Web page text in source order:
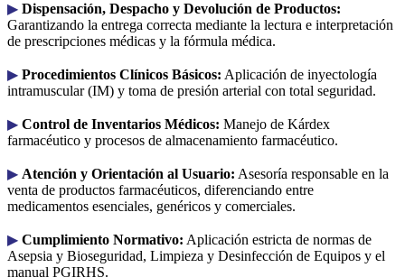
▶︎ Dispensación, Despacho y Devolución de Productos:
Garantizando la entrega correcta mediante la lectura e interpretación
de prescripciones médicas y la fórmula médica.
▶︎ Procedimientos Clínicos Básicos: Aplicación de inyectología
intramuscular (IM) y toma de presión arterial con total seguridad.
▶︎ Control de Inventarios Médicos: Manejo de Kárdex
farmacéutico y procesos de almacenamiento farmacéutico.
▶︎ Atención y Orientación al Usuario: Asesoría responsable en la
venta de productos farmacéuticos, diferenciando entre
medicamentos esenciales, genéricos y comerciales.
▶︎ Cumplimiento Normativo: Aplicación estricta de normas de
Asepsia y Bioseguridad, Limpieza y Desinfección de Equipos y el
manual PGIRHS.